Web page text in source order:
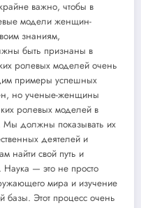
важно, чтобы в
модели женщин-
знаниям,
быть признаны в
ролевых моделей очень
примеры успешных
но ученые-женщины
ролевых моделей в
Мы должны показывать их
деятелей и
найти свой путь и
Наука — это не просто
мира и изучение
базы. Этот процесс очень